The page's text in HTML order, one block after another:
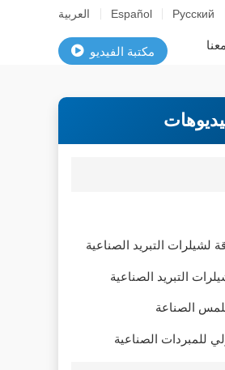
Русский
Español العربية
مكتبة الفيديو
لشيلرات التبريد الصناعية
التبريد الصناعية
الصناعة
للمبردات الصناعية